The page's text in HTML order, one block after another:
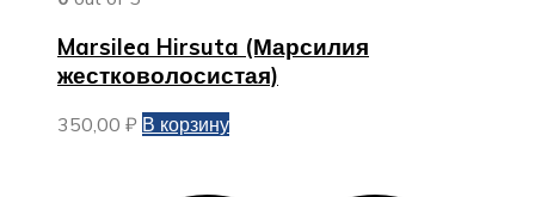
Marsilea Hirsuta (Марсилия
жестковолосистая)
350,00 ₽ В корзину